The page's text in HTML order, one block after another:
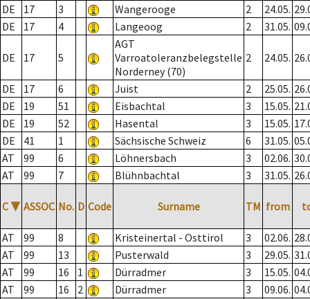
DE
17 3 Wangerooge 2 24.05.
DE
17 4 Langeoog 2 31.05.
DE 17 5
AGT
Varroatoleranzbelegstelle
Norderney (70)
2 24.05.
DE 17 6 Juist 2 25.05.
DE
19 51 Eisbachtal 3 15.05.
DE
19 52 Hasental 3 15.05.
DE
41 1 Sächsische Schweiz 6 31.05.
AT
99 6 Löhnersbach 3 02.06.
AT
99 7 Blühnbachtal 3 31.05.
C ▼ ASSOC No. D Code Surname TM from
AT 99 8 Kristeinertal - Osttirol 3 02.06.
AT
99 13 Pusterwald 3 29.05.
AT
99 16 1 Dürradmer 3 15.05.
AT
99 16 2 Dürradmer 3 09.06.